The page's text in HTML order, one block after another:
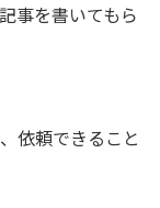
事を書いてもら
依頼できること